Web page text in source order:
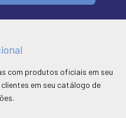
com produtos oficiais em seu
em seu catálogo de